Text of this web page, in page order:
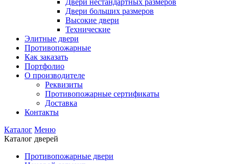
Двери нестандартных размеров
Двери больших размеров
Высокие двери
Технические
Элитные двери
Противопожарные
Как заказать
Портфолио
О производителе
Реквизиты
Противопожарные сертификаты
Доставка
Контакты
Каталог Меню
Каталог дверей
Противопожарные двери